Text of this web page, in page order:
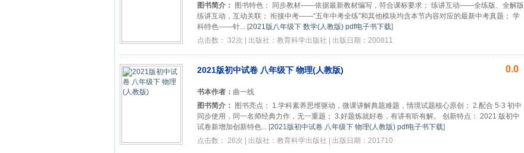
图书简介： 图书特色： 同步教材——依据最新教材编写，符合课标要求； 练讲互动——全练版、全解版
练讲互动，互动关联； 衔接中考——“五年中考全练”和其他模块均含本节内容对应的最新中考真题； 学
科特色——针...
[2021版八年级下 数学(人教版) pdf电子书下载]
点击数： 32次 | 出版社：教育科学出版社 | 出版日期：200811
2021版初中试卷 八年级下 物理(人教版) 0.0
书本作者： 曲一线
图书简介：
图书亮点： 1.学科素养思维驱动，微课讲解典题难题，情境试题核心原创； 2.配合 5·3 初中
同步使用，同一名师经典力作，无一重题； 3.好题炼就好卷，有讲有听有解。 创新特点： 2021 版初中
试卷新增加创新特色... [2021版初中试卷 八年级下 物理(人教版) pdf电子书下载]
点击数： 26次 | 出版社：教育科学出版社 | 出版日期：201710